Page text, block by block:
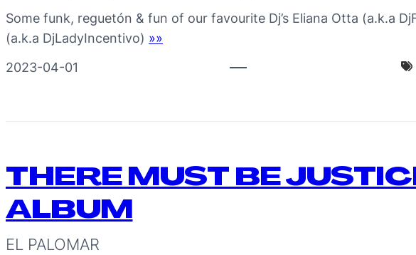
Some funk, reguetón & fun of our favourite Dj’s Eliana Otta (a.k.a
(a.k.a DjLadyIncentivo) »»
2023-04-01
THERE MUST BE
ALBUM
EL PALOMAR